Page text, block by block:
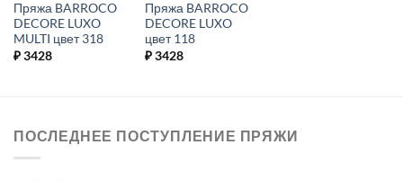
Пряжа BARROCO
DECORE LUXO
MULTI цвет 318
₽3428
Пряжа BARROCO
DECORE LUXO
цвет 118
₽3428
ПОСЛЕДНЕЕ ПОСТУПЛЕНИЕ ПРЯЖИ